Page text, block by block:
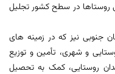
روستاها در سطح کشور تجلیل
خراسان‌ جنوبی نیز که در زمینه های
و شهری، تأمین و توزیع
روستایی، کمک به تحصیل